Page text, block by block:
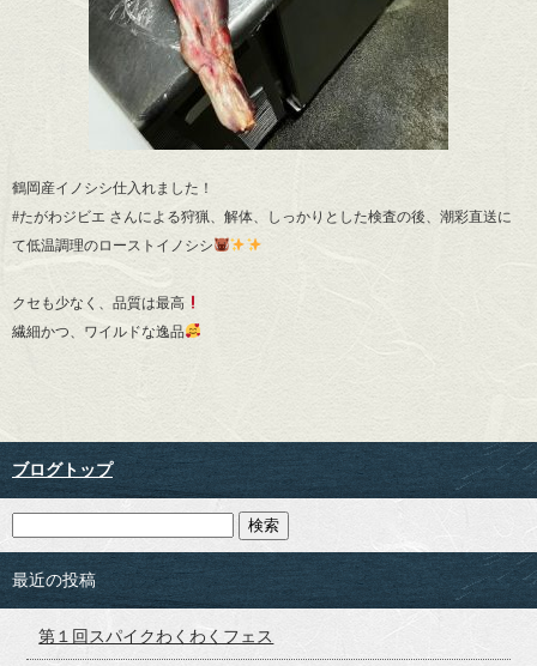
鶴岡産イノシシ仕入れました！
#たがわジビエ さんによる狩猟、解体、しっかりとした検査の後、潮彩直送に
て低温調理のローストイノシシ
クセも少なく、品質は最高
繊細かつ、ワイルドな逸品
ブログトップ
最近の投稿
第１回スパイクわくわくフェス